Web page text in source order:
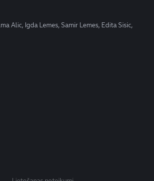
Alic, Igda Lemes, Samir Lemes, Edita Sisic,